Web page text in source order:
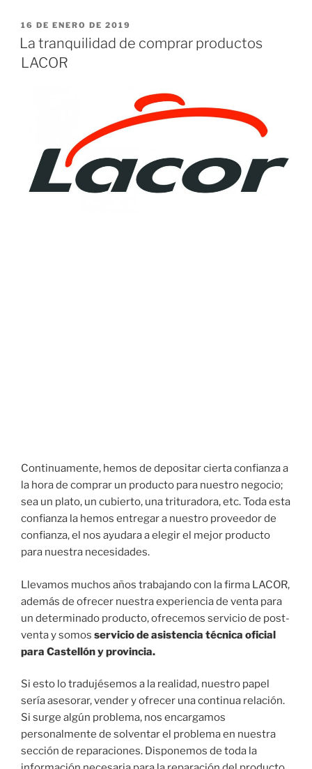
elegir
sartenes
PUBLICADO
EL
16 DE ENERO DE 2019
La tranquilidad de comprar productos
LACOR
Continuamente, hemos de depositar cierta confianza a
la hora de comprar un producto para nuestro negocio;
sea un plato, un cubierto, una trituradora, etc. Toda esta
confianza la hemos entregar a nuestro proveedor de
confianza, el nos ayudara a elegir el mejor producto
para nuestra necesidades.
Llevamos muchos años trabajando con la firma LACOR,
además de ofrecer nuestra experiencia de venta para
un determinado producto, ofrecemos servicio de post-
venta y somos servicio de asistencia técnica oficial
para Castellón y provincia.
Si esto lo tradujésemos a la realidad, nuestro papel
sería asesorar, vender y ofrecer una continua relación.
Si surge algún problema, nos encargamos
personalmente de solventar el problema en nuestra
sección de reparaciones. Disponemos de toda la